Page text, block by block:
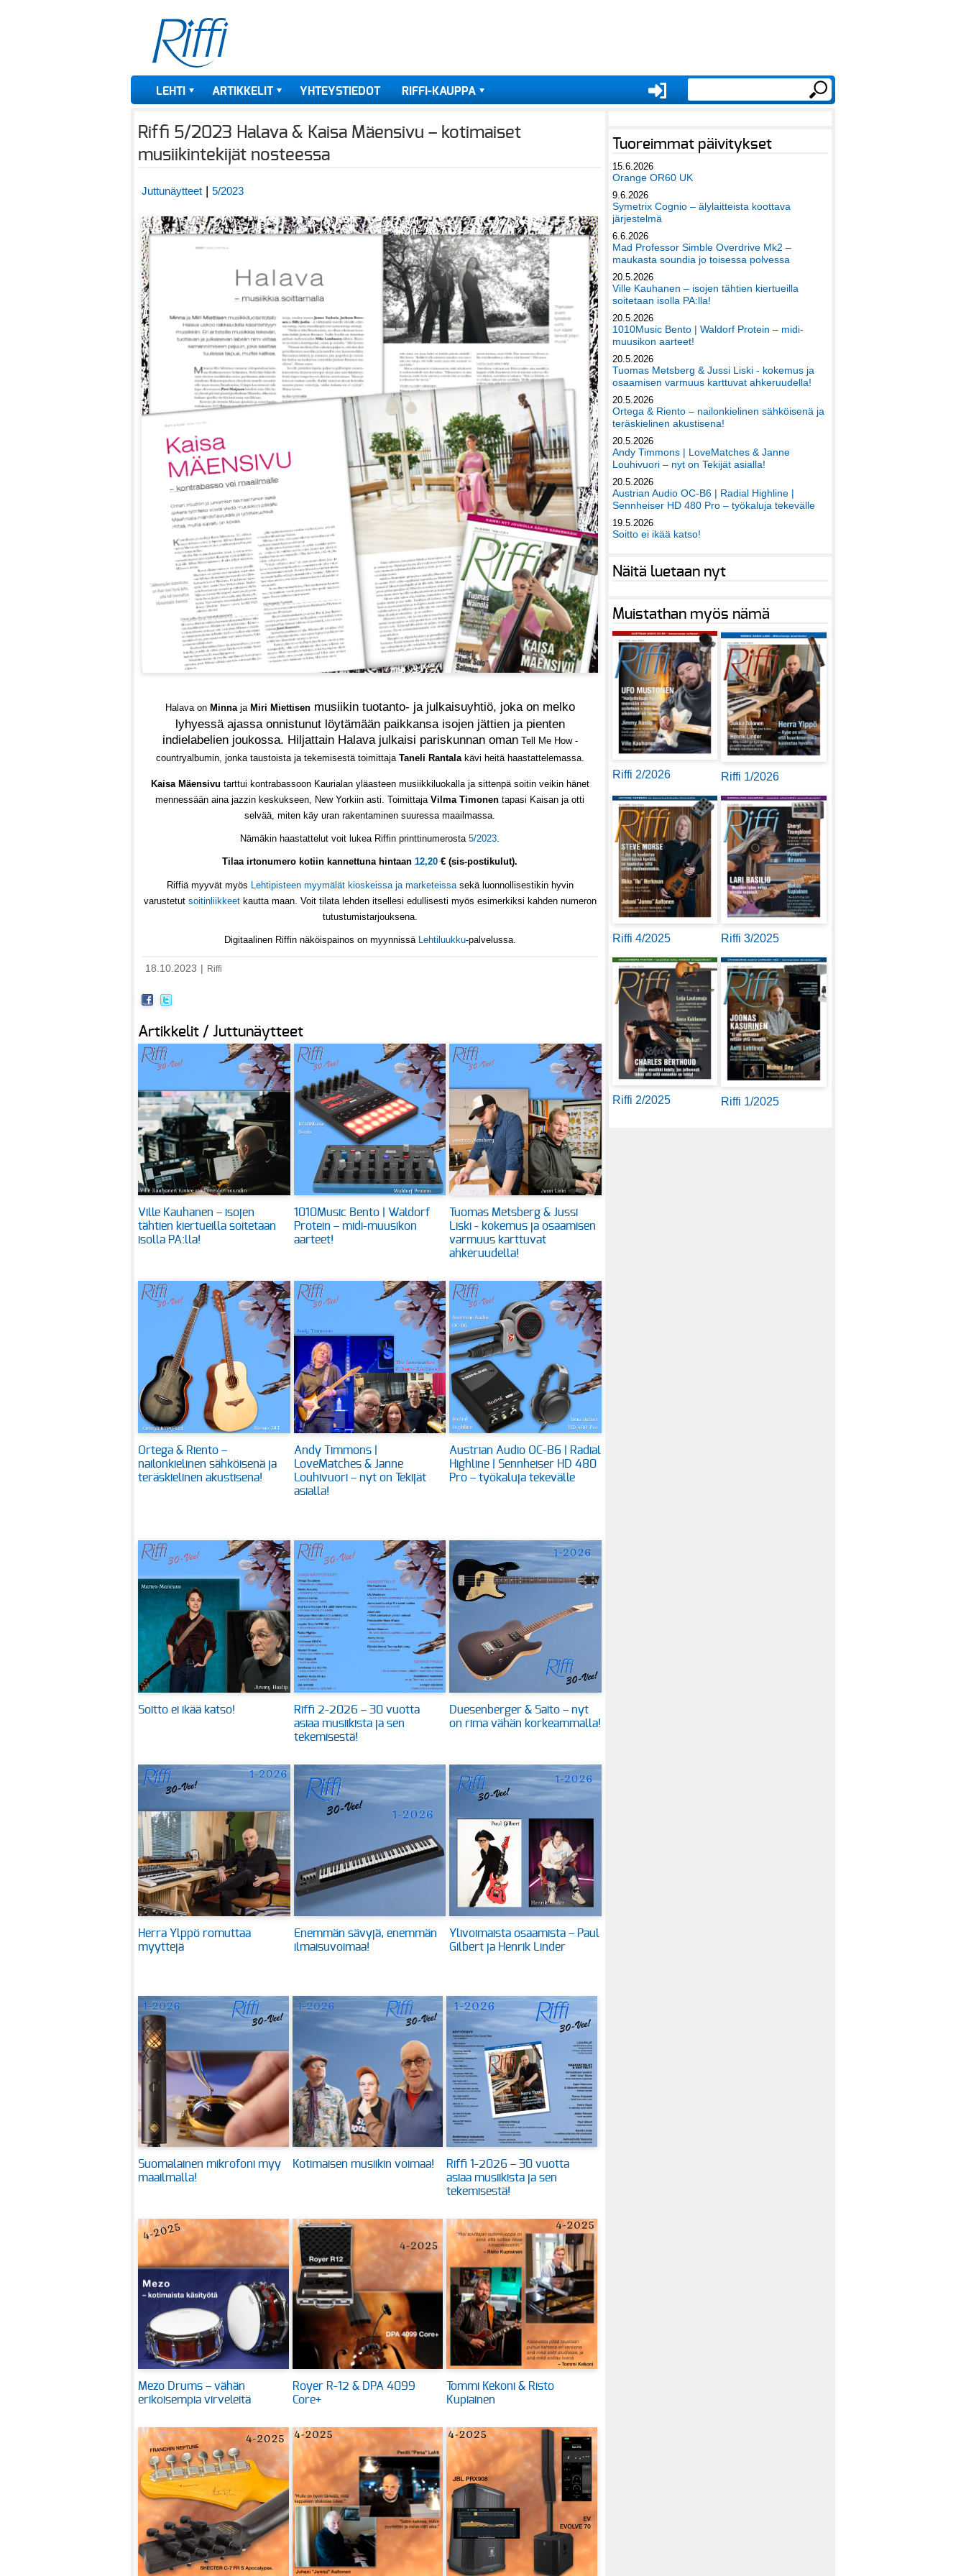
LEHTI ARTIKKELIT YHTEYSTIEDOT RIFFI-KAUPPA
Riffi 5/2023 Halava & Kaisa Mäensivu – kotimaiset
musiikintekijät nosteessa
Juttunäytteet | 5/2023
Halava on MinnajaMiri Miettisenmusiikin tuotanto- ja julkaisuyhtiö, joka on melko
lyhyessä ajassa onnistunut löytämään paikkansa isojen jättien ja pienten
indielabelien joukossa. Hiljattain Halava julkaisi pariskunnan omanTell Me How -
countryalbumin, jonka taustoista ja tekemisestä toimittaja Taneli Rantalakävi heitä haastattelemassa.
Kaisa Mäensivu tarttui kontrabassoon Kaurialan yläasteen musiikkiluokalla ja sittenpä soitin veikin hänet
mennessään aina jazzin keskukseen, New Yorkiin asti. Toimittaja Vilma Timonen tapasi Kaisan ja otti
selvää, miten käy uran rakentaminen suuressa maailmassa.
Nämäkin haastattelut voit lukea Riffin printtinumerosta 5/2023.
Tilaa irtonumero kotiin kannettuna hintaan 12,20 € (sis-postikulut).
Riffiä myyvät myös Lehtipisteen myymälät kioskeissa ja marketeissasekä luonnollisestikin hyvin
varustetut soitinliikkeetkautta maan. Voit tilata lehden itsellesi edullisesti myös esimerkiksi kahden numeron
tutustumistarjouksena.
Digitaalinen Riffin näköispainos on myynnissä Lehtiluukku-palvelussa.
18.10.2023 | Riffi
Artikkelit / Juttunäytteet
Ville Kauhanen – isojen
tähtien kiertueilla soitetaan
isolla PA:lla!
1010Music Bento | Waldorf
Protein – midi-muusikon
aarteet!
Tuomas Metsberg & Jussi
Liski - kokemus ja osaamisen
varmuus karttuvat
ahkeruudella!
Ortega & Riento –
nailonkielinen sähköisenä ja
teräskielinen akustisena!
Andy Timmons |
LoveMatches & Janne
Louhivuori – nyt on Tekijät
asialla!
Austrian Audio OC-B6 | Radial
Highline | Sennheiser HD 480
Pro – työkaluja tekevälle
Soitto ei ikää katso!
Riffi 2-2026 – 30 vuotta
asiaa musiikista ja sen
tekemisestä!
Duesenberger & Saito – nyt
on rima vähän korkeammalla!
Herra Ylppö romuttaa
myyttejä
Enemmän sävyjä, enemmän
ilmaisuvoimaa!
Ylivoimaista osaamista – Paul
Gilbert ja Henrik Linder
Suomalainen mikrofoni myy
maailmalla!
Kotimaisen musiikin voimaa!
Riffi 1-2026 – 30 vuotta
asiaa musiikista ja sen
tekemisestä!
Mezo Drums – vähän
erikoisempia virveleitä
Royer R-12 & DPA 4099
Core+
Tommi Kekoni & Risto
Kupiainen
Tuoreimmat päivitykset
15.6.2026
Orange OR60 UK
9.6.2026
Symetrix Cognio – älylaitteista koottava
järjestelmä
6.6.2026
Mad Professor Simble Overdrive Mk2 –
maukasta soundia jo toisessa polvessa
20.5.2026
Ville Kauhanen – isojen tähtien kiertueilla
soitetaan isolla PA:lla!
20.5.2026
1010Music Bento | Waldorf Protein – midi-
muusikon aarteet!
20.5.2026
Tuomas Metsberg & Jussi Liski - kokemus ja
osaamisen varmuus karttuvat ahkeruudella!
20.5.2026
Ortega & Riento – nailonkielinen sähköisenä ja
teräskielinen akustisena!
20.5.2026
Andy Timmons | LoveMatches & Janne
Louhivuori – nyt on Tekijät asialla!
20.5.2026
Austrian Audio OC-B6 | Radial Highline |
Sennheiser HD 480 Pro – työkaluja tekevälle
19.5.2026
Soitto ei ikää katso!
Näitä luetaan nyt
Muistathan myös nämä
Riffi 2/2026 Riffi 1/2026
Riffi 4/2025 Riffi 3/2025
Riffi 2/2025 Riffi 1/2025